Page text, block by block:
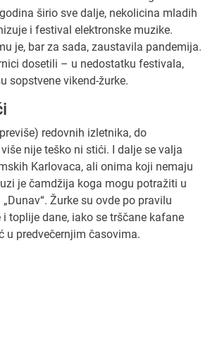
širio sve dalje, nekolicina mladih
i festival elektronske muzike.
je, bar za sada, zaustavila pandemija.
dosetili – u nedostatku festivala,
sopstvene vikend-žurke.
redovnih izletnika, do
nije teško ni stići. I dalje se valja
Karlovaca, ali onima koji nemaju
je čamdžija koga mogu potražiti u
Žurke su ovde po pravilu
i toplije dane, iako se trščane kafane
u predvečernjim časovima.